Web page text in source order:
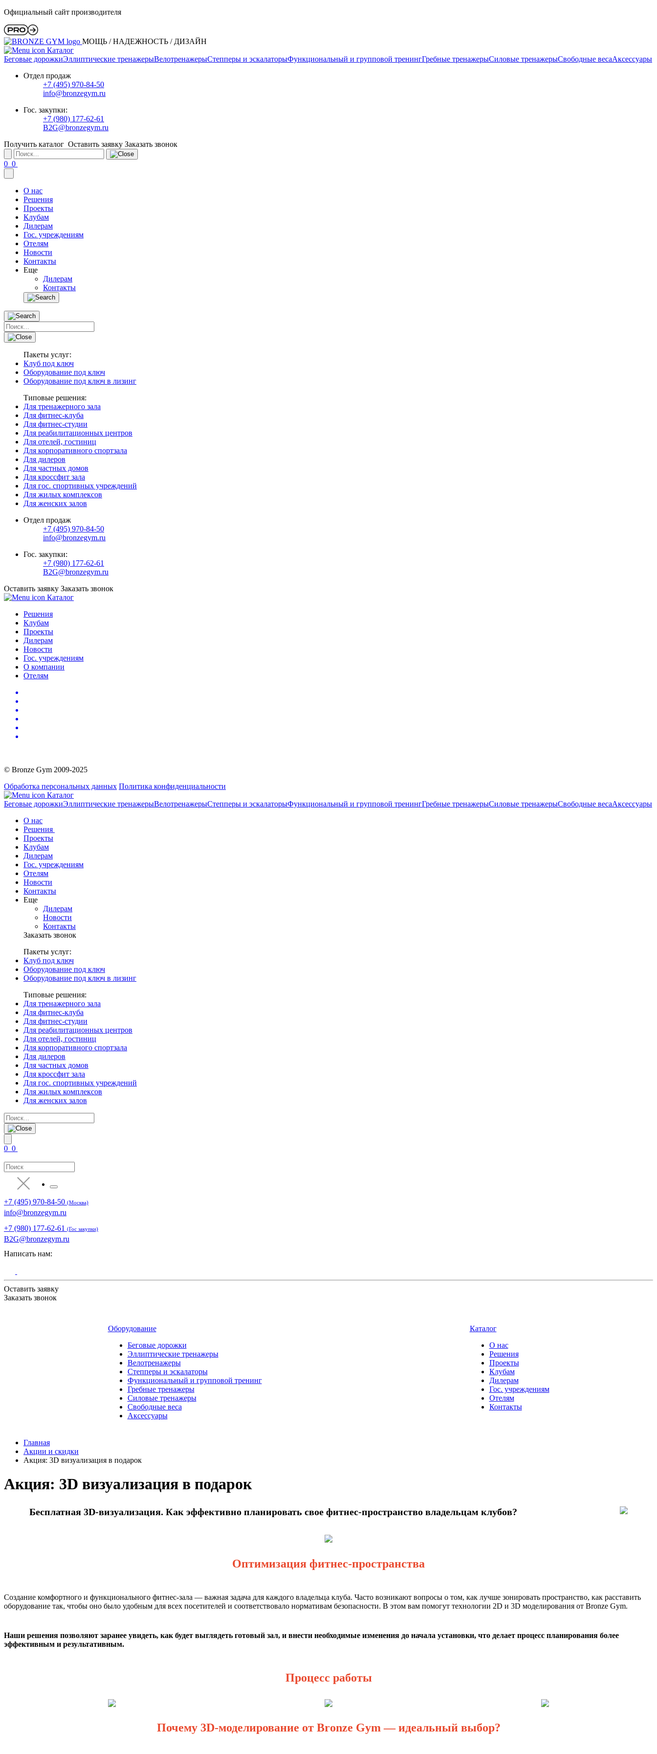
Официальный сайт производителя
МОЩЬ / НАДЕЖНОСТЬ / ДИЗАЙН
Каталог
Беговые дорожкиЭллиптические тренажерыВелотренажерыСтепперы и эскалаторыФункциональный и групповой тренингГребные тренажерыСиловые тренажерыСвободные весаАксессуары
Отдел продаж
+7 (495) 970-84-50
info@bronzegym.ru
Гос. закупки:
+7 (980) 177-62-61
B2G@bronzegym.ru
Получить каталог Оставить заявку Заказать звонок
0 0
О нас
Решения
Проекты
Клубам
Дилерам
Гос. учреждениям
Отелям
Новости
Контакты
Еще
Дилерам
Контакты
Пакеты услуг:
Клуб под ключ
Оборудование под ключ
Оборудование под ключ в лизинг
Типовые решения:
Для тренажерного зала
Для фитнес-клуба
Для фитнес-студии
Для реабилитационных центров
Для отелей, гостиниц
Для корпоративного спортзала
Для дилеров
Для частных домов
Для кроссфит зала
Для гос. спортивных учреждений
Для жилых комплексов
Для женских залов
Отдел продаж
+7 (495) 970-84-50
info@bronzegym.ru
Гос. закупки:
+7 (980) 177-62-61
B2G@bronzegym.ru
Оставить заявку Заказать звонок
Каталог
Решения
Клубам
Проекты
Дилерам
Новости
Гос. учреждениям
О компании
Отелям
© Bronze Gym 2009-2025
Обработка персональных данных Политика конфиденциальности
Каталог
Беговые дорожкиЭллиптические тренажерыВелотренажерыСтепперы и эскалаторыФункциональный и групповой тренингГребные тренажерыСиловые тренажерыСвободные весаАксессуары
О нас
Решения
Проекты
Клубам
Дилерам
Гос. учреждениям
Отелям
Новости
Контакты
Еще
Дилерам
Новости
Контакты
Заказать звонок
Пакеты услуг:
Клуб под ключ
Оборудование под ключ
Оборудование под ключ в лизинг
Типовые решения:
Для тренажерного зала
Для фитнес-клуба
Для фитнес-студии
Для реабилитационных центров
Для отелей, гостиниц
Для корпоративного спортзала
Для дилеров
Для частных домов
Для кроссфит зала
Для гос. спортивных учреждений
Для жилых комплексов
Для женских залов
0 0
+7 (495) 970-84-50 (Москва)
info@bronzegym.ru
+7 (980) 177-62-61 (Гос закупки)
B2G@bronzegym.ru
Написать нам:
Оставить заявку
Заказать звонок
Оборудование
Беговые дорожки
Эллиптические тренажеры
Велотренажеры
Степперы и эскалаторы
Функциональный и групповой тренинг
Гребные тренажеры
Силовые тренажеры
Свободные веса
Аксессуары
Каталог
О нас
Решения
Проекты
Клубам
Дилерам
Гос. учреждениям
Отелям
Контакты
Главная
Акции и скидки
Акция: 3D визуализация в подарок
Акция: 3D визуализация в подарок
Бесплатная 3D-визуализация. Как эффективно планировать свое фитнес-пространство владельцам клубов?
Оптимизация фитнес-пространства
Создание комфортного и функционального фитнес-зала — важная задача для каждого владельца клуба. Часто возникают вопросы о том, как лучше зонировать пространство, как расставить
оборудование так, чтобы оно было удобным для всех посетителей и соответствовало нормативам безопасности. В этом вам помогут технологии 2D и 3D моделирования от Bronze Gym.
Наши решения позволяют заранее увидеть, как будет выглядеть готовый зал, и внести необходимые изменения до начала установки, что делает процесс планирования более
эффективным и результативным.
Процесс работы
Почему 3D-моделирование от Bronze Gym — идеальный выбор?